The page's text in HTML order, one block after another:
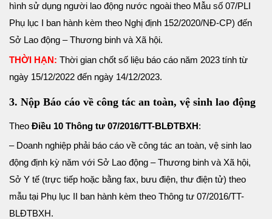
hình sử dụng người lao động nước ngoài theo Mẫu số 07/PLI
Phụ lục I ban hành kèm theo Nghị định 152/2020/NĐ-CP) đến
Sở Lao động – Thương binh và Xã hội.
THỜI HẠN: Thời gian chốt số liệu báo cáo năm 2023 tính từ
ngày 15/12/2022 đến ngày 14/12/2023.
3. Nộp Báo cáo về công tác an toàn, vệ sinh lao động
Theo Điều 10 Thông tư 07/2016/TT-BLĐTBXH:
– Doanh nghiệp phải báo cáo về công tác an toàn, vệ sinh lao
động định kỳ năm với Sở Lao động – Thương binh và Xã hội,
Sở Y tế (trực tiếp hoặc bằng fax, bưu điện, thư điện tử) theo
mẫu tại Phụ lục II ban hành kèm theo Thông tư 07/2016/TT-
BLĐTBXH.